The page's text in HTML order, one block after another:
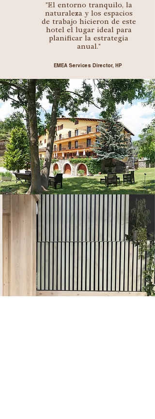
"El entorno tranquilo, la
naturaleza y los espacios
de trabajo hicieron de este
hotel el lugar ideal para
planificar la estrategia
anual."
EMEA Services Director, HP